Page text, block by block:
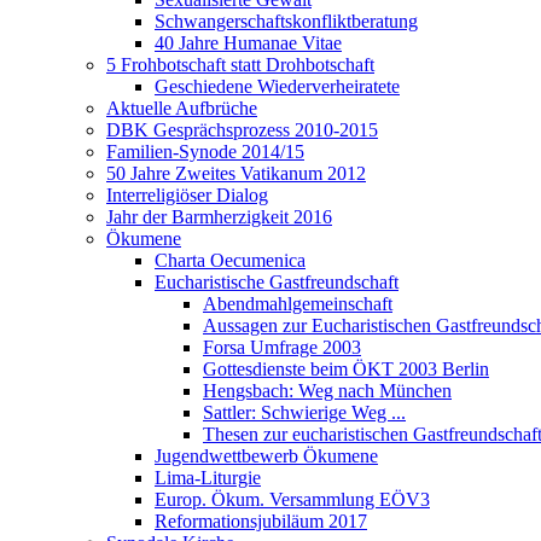
Schwangerschaftskonfliktberatung
40 Jahre Humanae Vitae
5 Frohbotschaft statt Drohbotschaft
Geschiedene Wiederverheiratete
Aktuelle Aufbrüche
DBK Gesprächsprozess 2010-2015
Familien-Synode 2014/15
50 Jahre Zweites Vatikanum 2012
Interreligiöser Dialog
Jahr der Barmherzigkeit 2016
Ökumene
Charta Oecumenica
Eucharistische Gastfreundschaft
Abendmahlgemeinschaft
Aussagen zur Eucharistischen
Forsa Umfrage 2003
Gottesdienste beim ÖKT 2003 Berlin
Hengsbach: Weg nach München
Sattler: Schwierige Weg ...
Thesen zur eucharistischen Gastfreundschaft
Jugendwettbewerb Ökumene
Lima-Liturgie
Europ. Ökum. Versammlung EÖV3
Reformationsjubiläum 2017